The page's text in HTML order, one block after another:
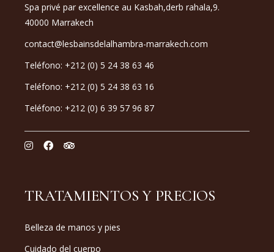
Spa privé par excellence au Kasbah,derb rahala,9.
40000 Marrakech
contact@lesbainsdelalhambra-marrakech.com
Teléfono: +212 (0) 5 24 38 63 46
Teléfono: +212 (0) 5 24 38 63 16
Teléfono: +212 (0) 6 39 57 96 87
TRATAMIENTOS Y PRECIOS
Belleza de manos y pies
Cuidado del cuerpo